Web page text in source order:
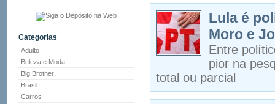
Categorias
Adulto
Beleza e Moda
Big Brother
Brasil
Carros
Lula é
Moro e
Entre
pior na
total ou parcial